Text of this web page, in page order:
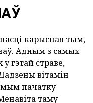
карысная тым,
Адным з самых
гэтай страве,
вітамін
пачатку
таму